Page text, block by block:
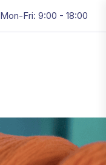
Mon-Fri: 9:00 - 18:00